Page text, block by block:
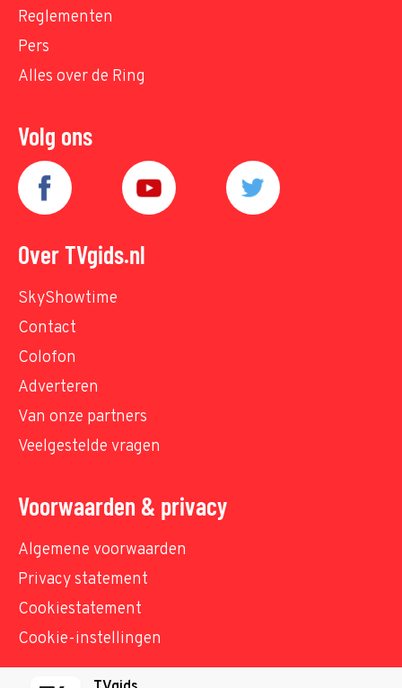
Reglementen
Pers
Alles over de Ring
Volg ons
Over TVgids.nl
SkyShowtime
Contact
Colofon
Adverteren
Van onze partners
Veelgestelde vragen
Voorwaarden & privacy
Algemene voorwaarden
Privacy statement
Cookiestatement
Cookie-instellingen